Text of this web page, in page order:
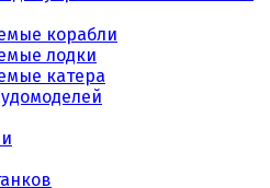
корабли
лодки
катера